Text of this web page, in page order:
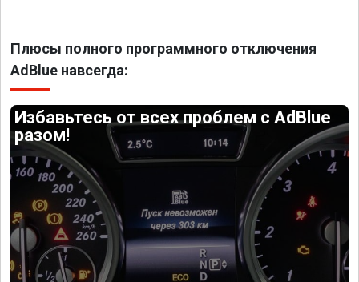
Плюсы полного программного отключения
AdBlue навсегда:
Избавьтесь от всех проблем с AdBlue
разом!